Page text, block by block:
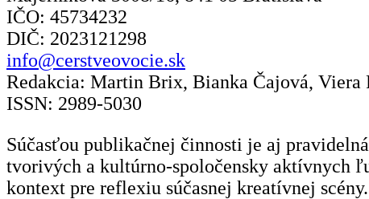
IČO: 45734232
DIČ: 2023121298
info@cerstveovocie.sk
Redakcia: Martin Brix, Bianka Čajová, Viera
ISSN: 2989-5030
Súčasťou publikačnej činnosti je aj
tvorivých a kultúrno-spoločensky aktívnych
kontext pre reflexiu súčasnej kreatívnej scény.